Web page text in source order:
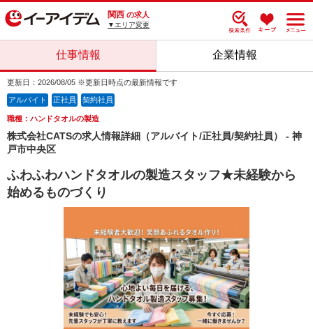
関西 の求人
▼エリア変更
仕事情報 企業情報
更新日：2026/08/05 ※更新日時点の最新情報です
アルバイト 正社員 契約社員
職種：ハンドタオルの製造
株式会社CATSの求人情報詳細（アルバイト/正社員/契約社員） - 神
戸市中央区
ふわふわハンドタオルの製造スタッフ★未経験から
始めるものづくり